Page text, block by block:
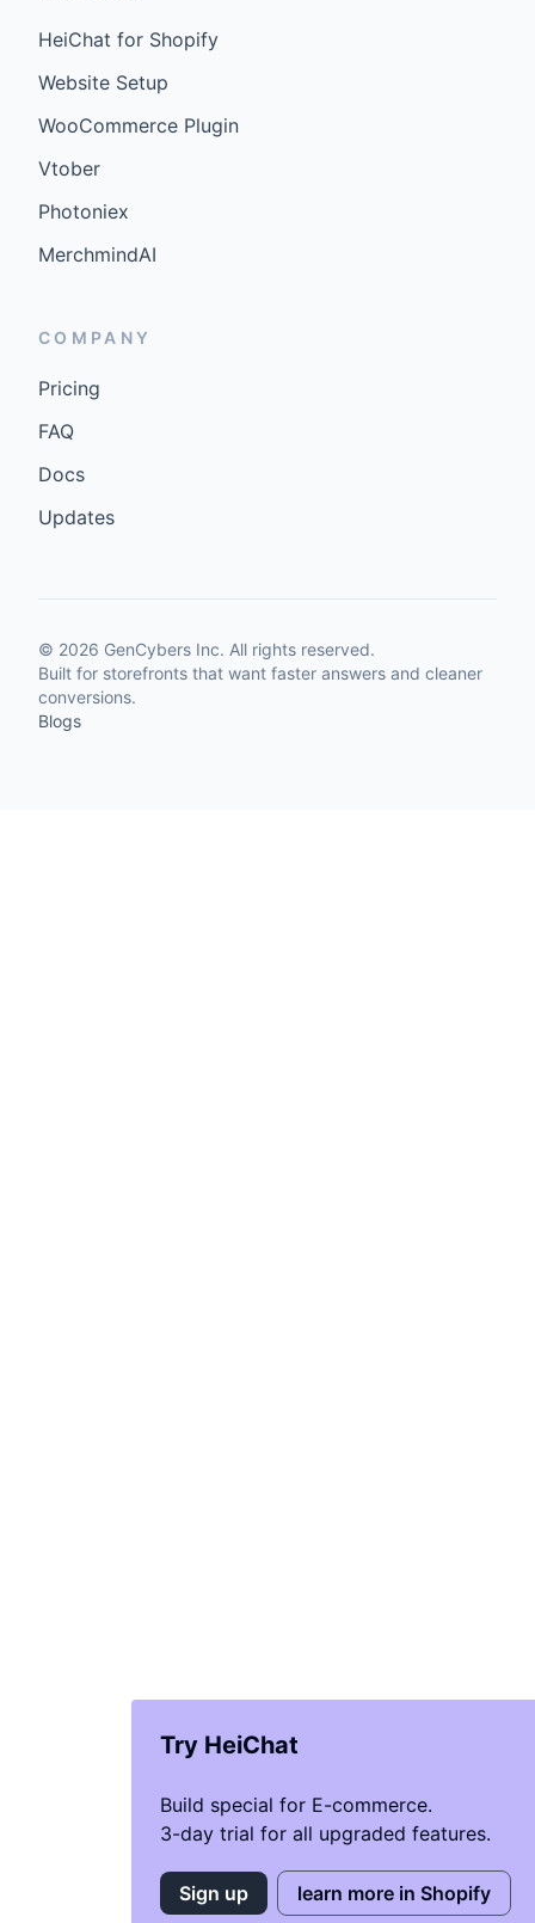
Try HeiChat
Build special for E-commerce.
3-day trial for all upgraded features.
Sign up learn more in Shopify
HeiChat for Shopify
Website Setup
WooCommerce Plugin
Vtober
Photoniex
MerchmindAI
COMPANY
Pricing
FAQ
Docs
Updates
© 2026 GenCybers Inc. All rights reserved.
Built for storefronts that want faster answers and cleaner
conversions.
Blogs